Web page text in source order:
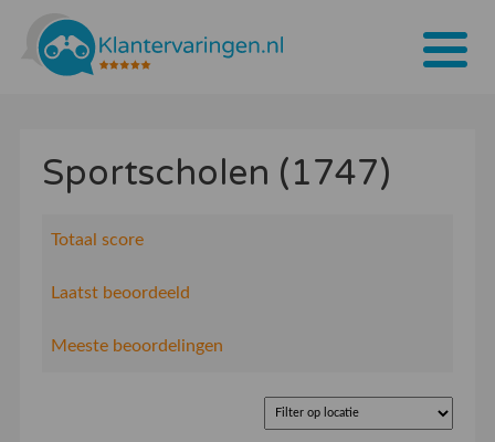
Tarieven
Sportscholen (1747)
Totaal score
Laatst beoordeeld
Meeste beoordelingen